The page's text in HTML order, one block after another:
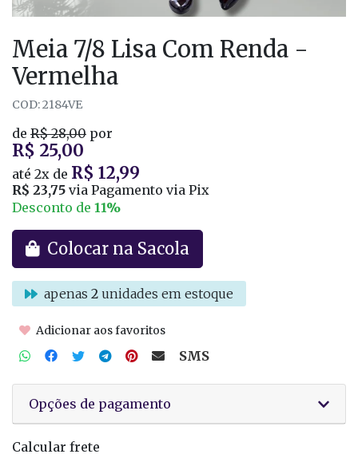
Meia 7/8 Lisa Com Renda -
Vermelha
COD: 2184VE
de R$ 28,00 por
R$ 25,00
até 2x de R$ 12,99
R$ 23,75 via Pagamento via Pix
Desconto de 11%
Colocar na Sacola
apenas 2 unidades em estoque
Adicionar aos favoritos
SMS
Opções de pagamento
Calcular frete